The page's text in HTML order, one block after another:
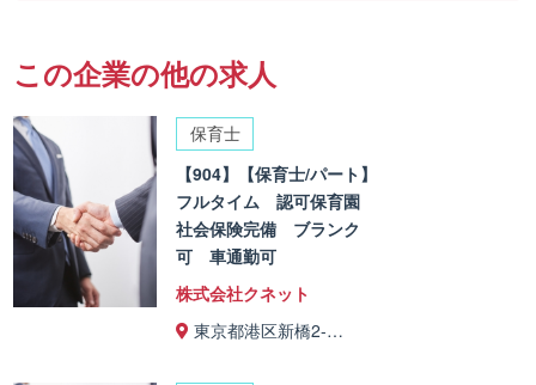
この企業の他の求人
保育士
【904】【保育士/パート】
フルタイム 認可保育園
社会保険完備 ブランク
可 車通勤可
株式会社クネット
東京都港区新橋2-…